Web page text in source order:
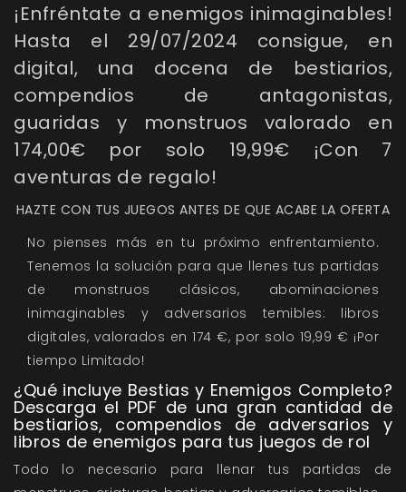
¡Enfréntate a enemigos inimaginables!
Hasta el 29/07/2024 consigue, en
digital, una docena de bestiarios,
compendios de antagonistas,
guaridas y monstruos valorado en
174,00€ por solo 19,99€ ¡Con 7
aventuras de regalo!
HAZTE CON TUS JUEGOS ANTES DE QUE ACABE LA OFERTA
No pienses más en tu próximo enfrentamiento.
Tenemos la solución para que llenes tus partidas
de monstruos clásicos, abominaciones
inimaginables y adversarios temibles: libros
digitales, valorados en 174 €, por solo 19,99 € ¡Por
tiempo Limitado!
¿Qué incluye Bestias y Enemigos Completo?
Descarga el PDF de una gran cantidad de
bestiarios, compendios de adversarios y
libros de enemigos para tus juegos de rol
Todo lo necesario para llenar tus partidas de